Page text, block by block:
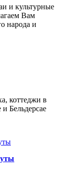
и культурные
Вам
народа и
коттеджи в
Бельдерсае